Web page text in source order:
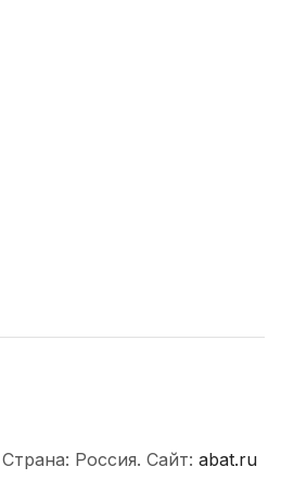
Россия. Сайт: abat.ru